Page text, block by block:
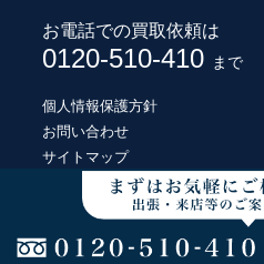
お電話での買取依頼は
0120-510-410 まで
個人情報保護方針
お問い合わせ
サイトマップ
© HIRUNEKODO CO., LTD.